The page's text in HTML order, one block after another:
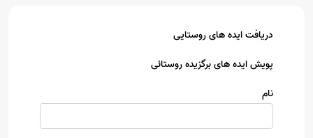
دریافت ایده های روستایی
پویش ایده های برگزیده روستائی
نام